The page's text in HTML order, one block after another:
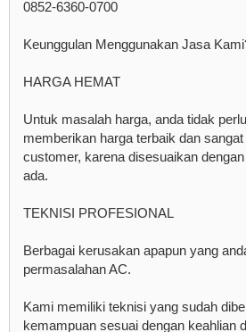
0852-6360-0700
Keunggulan Menggunakan Jasa
HARGA HEMAT
Untuk masalah harga, anda tidak
memberikan harga terbaik dan
customer, karena disesuaikan
ada.
TEKNISI PROFESIONAL
Berbagai kerusakan apapun yang
permasalahan AC.
Kami memiliki teknisi yang sudah
kemampuan sesuai dengan keahlian